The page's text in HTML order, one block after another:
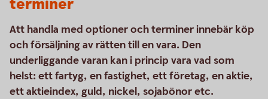
terminer
Att handla med optioner och terminer innebär köp
och försäljning av rätten till en vara. Den
underliggande varan kan i princip vara vad som
helst: ett fartyg, en fastighet, ett företag, en aktie,
ett aktieindex, guld, nickel, sojabönor etc.